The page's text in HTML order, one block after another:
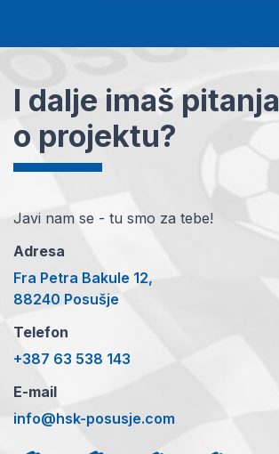
I dalje imaš pitanja
o projektu?
Javi nam se - tu smo za tebe!
Adresa
Fra Petra Bakule 12,
88240 Posušje
Telefon
+387 63 538 143
E-mail
info@hsk-posusje.com